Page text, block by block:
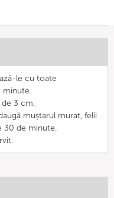
le cu toate
minute.
de 3 cm.
muștarul murat, felii
30 de minute.